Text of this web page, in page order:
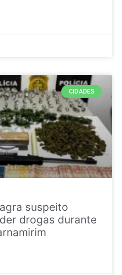
CIDADES
suspeito
drogas durante